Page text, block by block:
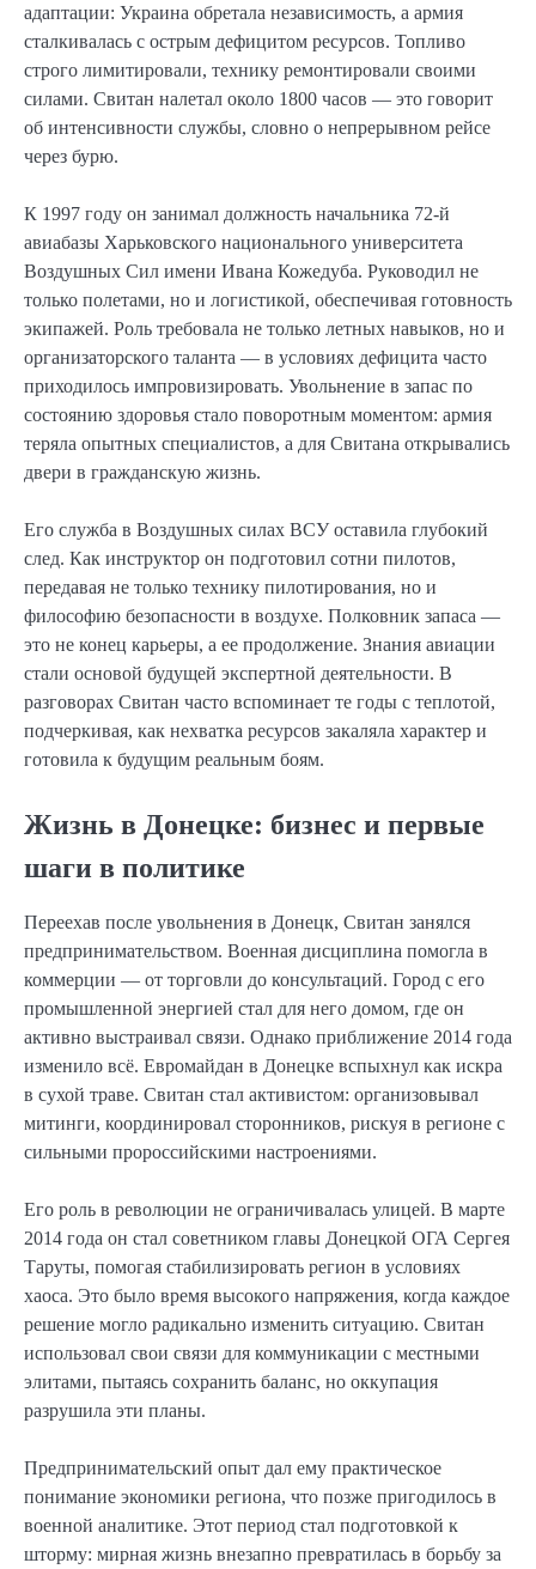
адаптации: Украина обретала независимость, а армия
сталкивалась с острым дефицитом ресурсов. Топливо
строго лимитировали, технику ремонтировали своими
силами. Свитан налетал около 1800 часов — это говорит
об интенсивности службы, словно о непрерывном рейсе
через бурю.
К 1997 году он занимал должность начальника 72-й
авиабазы Харьковского национального университета
Воздушных Сил имени Ивана Кожедуба. Руководил не
только полетами, но и логистикой, обеспечивая готовность
экипажей. Роль требовала не только летных навыков, но и
организаторского таланта — в условиях дефицита часто
приходилось импровизировать. Увольнение в запас по
состоянию здоровья стало поворотным моментом: армия
теряла опытных специалистов, а для Свитана открывались
двери в гражданскую жизнь.
Его служба в Воздушных силах ВСУ оставила глубокий
след. Как инструктор он подготовил сотни пилотов,
передавая не только технику пилотирования, но и
философию безопасности в воздухе. Полковник запаса —
это не конец карьеры, а ее продолжение. Знания авиации
стали основой будущей экспертной деятельности. В
разговорах Свитан часто вспоминает те годы с теплотой,
подчеркивая, как нехватка ресурсов закаляла характер и
готовила к будущим реальным боям.
Жизнь в Донецке: бизнес и первые
шаги в политике
Переехав после увольнения в Донецк, Свитан занялся
предпринимательством. Военная дисциплина помогла в
коммерции — от торговли до консультаций. Город с его
промышленной энергией стал для него домом, где он
активно выстраивал связи. Однако приближение 2014 года
изменило всё. Евромайдан в Донецке вспыхнул как искра
в сухой траве. Свитан стал активистом: организовывал
митинги, координировал сторонников, рискуя в регионе с
сильными пророссийскими настроениями.
Его роль в революции не ограничивалась улицей. В марте
2014 года он стал советником главы Донецкой ОГА Сергея
Таруты, помогая стабилизировать регион в условиях
хаоса. Это было время высокого напряжения, когда каждое
решение могло радикально изменить ситуацию. Свитан
использовал свои связи для коммуникации с местными
элитами, пытаясь сохранить баланс, но оккупация
разрушила эти планы.
Предпринимательский опыт дал ему практическое
понимание экономики региона, что позже пригодилось в
военной аналитике. Этот период стал подготовкой к
шторму: мирная жизнь внезапно превратилась в борьбу за